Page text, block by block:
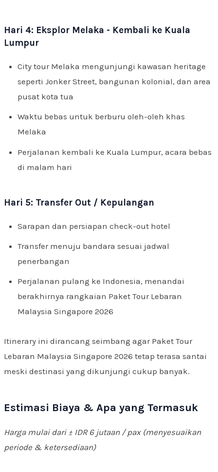
Hari 4: Eksplor Melaka - Kembali ke Kuala
Lumpur
City tour Melaka mengunjungi kawasan heritage
seperti Jonker Street, bangunan kolonial, dan area
pusat kota tua
Waktu bebas untuk berburu oleh-oleh khas
Melaka
Perjalanan kembali ke Kuala Lumpur, acara bebas
di malam hari
Hari 5: Transfer Out / Kepulangan
Sarapan dan persiapan check-out hotel
Transfer menuju bandara sesuai jadwal
penerbangan
Perjalanan pulang ke Indonesia, menandai
berakhirnya rangkaian Paket Tour Lebaran
Malaysia Singapore 2026
Itinerary ini dirancang seimbang agar Paket Tour
Lebaran Malaysia Singapore 2026 tetap terasa santai
meski destinasi yang dikunjungi cukup banyak.
Estimasi Biaya & Apa yang Termasuk
Harga mulai dari ± IDR 6 jutaan / pax (menyesuaikan
periode & ketersediaan)